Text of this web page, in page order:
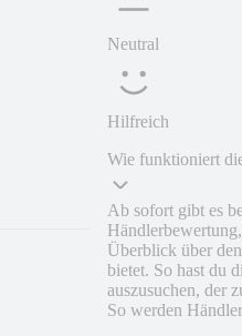
Neutral
Hilfreich
Wie funktioniert
Ab sofort gibt es
Überblick über
bietet. So hast du
auszusuchen, der
So werden